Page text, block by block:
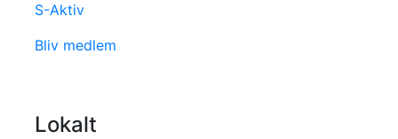
S-Aktiv
Bliv medlem
Lokalt